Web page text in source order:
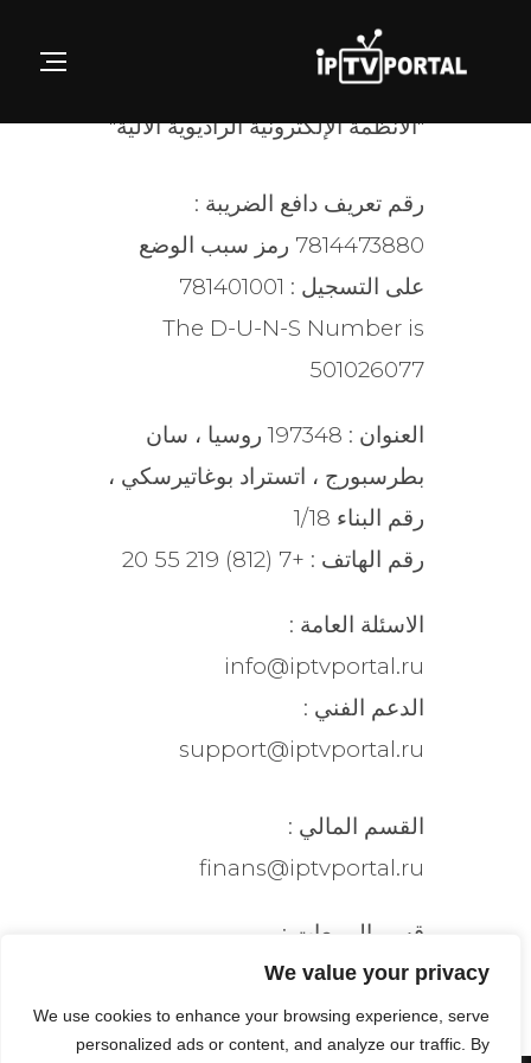
We value your privacy
We use cookies to enhance your browsing experience, serve
personalized ads or content, and analyze our traffic. By
الشركة ذات المسؤولية المحدودة
"الأنظمة الإلكترونية الراديوية الآلية"
رقم تعريف دافع الضريبة :
7814473880 رمز سبب الوضع
على التسجيل : 781401001
The D-U-N-S Number is
501026077
العنوان : 197348 روسيا ، سان
بطرسبورج ، اتستراد بوغاتيرسكي ،
رقم البناء 1/18
رقم الهاتف : +7 (812) 219 55 20
الاسئلة العامة :
info@iptvportal.ru
الدعم الفني :
support@iptvportal.ru
القسم المالي :
finans@iptvportal.ru
قسم المبيعات :
project@iptvportal.ru